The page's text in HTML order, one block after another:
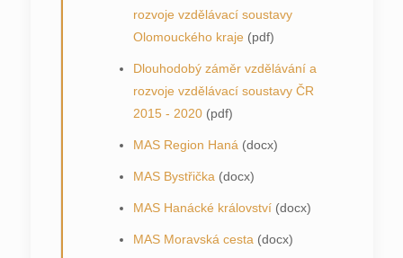
rozvoje vzdělávací soustavy
Olomouckého kraje (pdf)
Dlouhodobý záměr vzdělávání a
rozvoje vzdělávací soustavy ČR
2015 - 2020(pdf)
MAS Region Haná (docx)
MAS Bystřička (docx)
MAS Hanácké království(docx)
MAS Moravská cesta (docx)